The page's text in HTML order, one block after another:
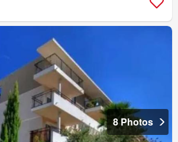
8 Photos